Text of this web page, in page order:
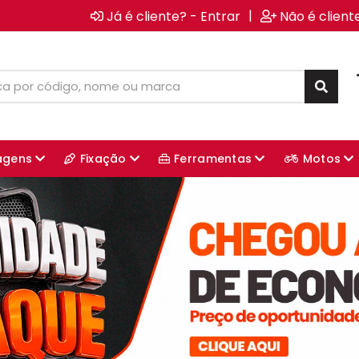
Já é cliente? - Entrar | Não é
Fixação Ferramentas Motos